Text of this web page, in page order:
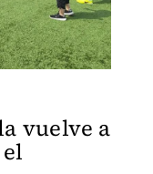
vuelve a